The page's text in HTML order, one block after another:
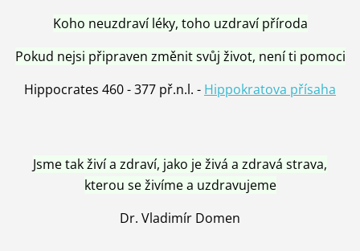
Koho neuzdraví léky, toho uzdraví příroda
Pokud nejsi připraven změnit svůj život, není ti pomoci
Hippocrates 460 - 377 př.n.l. - Hippokratova přísaha
Jsme tak živí a zdraví, jako je živá a zdravá strava,
kterou se živíme a uzdravujeme
Dr. Vladimír Domen